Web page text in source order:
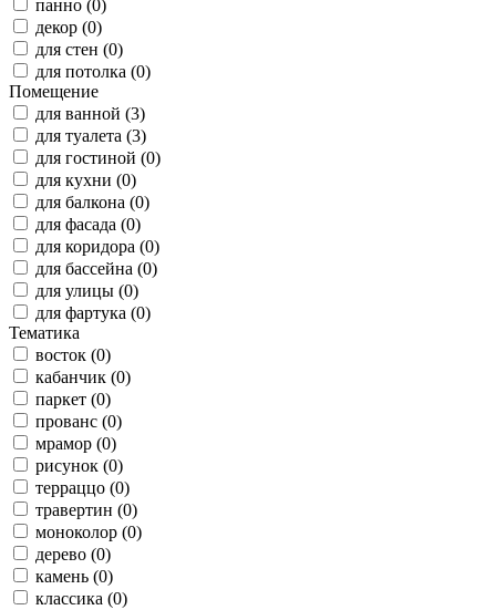
панно (0)
декор (0)
для стен (0)
для потолка (0)
Помещение
для ванной (3)
для туалета (3)
для гостиной (0)
для кухни (0)
для балкона (0)
для фасада (0)
для коридора (0)
для бассейна (0)
для улицы (0)
для фартука (0)
Тематика
восток (0)
кабанчик (0)
паркет (0)
прованс (0)
мрамор (0)
рисунок (0)
терраццо (0)
травертин (0)
моноколор (0)
дерево (0)
камень (0)
классика (0)